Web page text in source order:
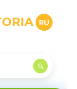
RU